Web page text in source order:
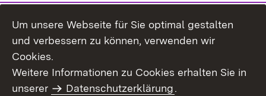
Um unsere Webseite für Sie optimal gestalten
und verbessern zu können, verwenden wir
Cookies.
Weitere Informationen zu Cookies erhalten Sie in
unserer
Datenschutzerklärung.